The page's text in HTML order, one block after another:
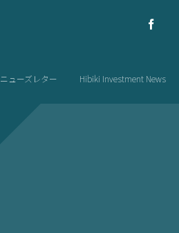
ニューズレター Hibiki Investment News